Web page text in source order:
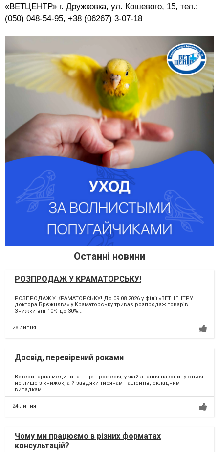
«ВЕТЦЕНТР» г. Дружковка, ул. Кошевого, 15, тел.:
(050) 048-54-95, +38 (06267) 3-07-18
Останні новини
РОЗПРОДАЖ У КРАМАТОРСЬКУ!
РОЗПРОДАЖ У КРАМАТОРСЬКУ! До 09.08.2026 у філії «ВЕТЦЕНТРУ
доктора Брєжнєва» у Краматорську триває розпродаж товарів.
Знижки від 10% до 30%...
28 липня
Досвід, перевірений роками
Ветеринарна медицина — це професія, у якій знання накопичуються
не лише з книжок, а й завдяки тисячам пацієнтів, складним
випадкам...
24 липня
Чому ми працюємо в різних форматах
консультацій?